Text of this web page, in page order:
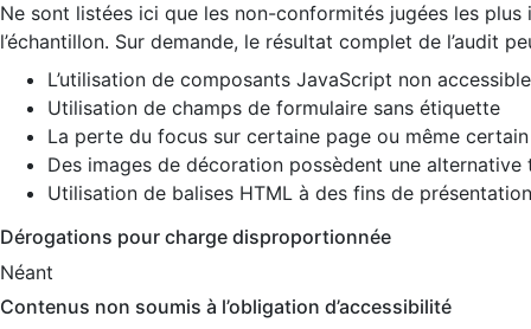
Ne sont listées ici que les non-conformités jugées les
l’échantillon. Sur demande, le résultat complet de l’audit
L’utilisation de composants JavaScript non
Utilisation de champs de formulaire sans étiquette
La perte du focus sur certaine page ou même
Des images de décoration possèdent une alternative
Utilisation de balises HTML à des fins de
Dérogations pour charge disproportionnée
Néant
Contenus non soumis à l’obligation d’accessibilité